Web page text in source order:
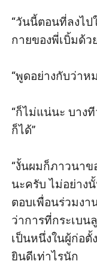
“วันนี้ตอนที่ลงไป
กายของพี่เบิ้มด้ว
“พูดอย่างกับว่าห
“ก็ไม่แน่นะ บาง
ก็ได้”
“งั้นผมก็ภาวนา
นะครับ ไม่อย่าง
ตอบเพื่อนร่วมงา
ว่าการที่กระเบน
เป็นหนึ่งในผู้ก่อตั้
ยินดีเท่าไรนัก